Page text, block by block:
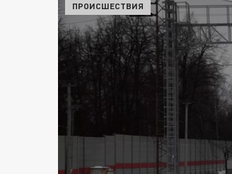
ПРОИСШЕСТВИЯ